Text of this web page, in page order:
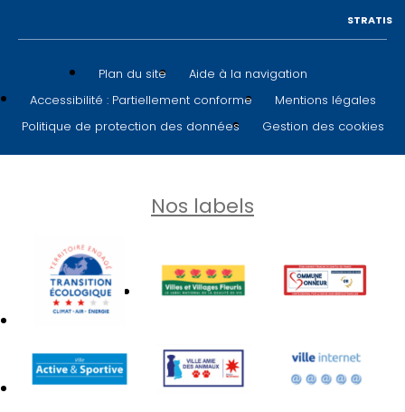
Plan du site
Aide à la navigation
Accessibilité : Partiellement conforme
Mentions légales
Politique de protection des données
Gestion des cookies
STRATIS
Nos labels